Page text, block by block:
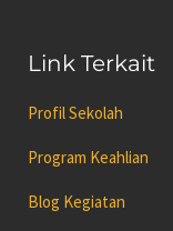
Link Terkait
Profil Sekolah
Program Keahlian
Blog Kegiatan